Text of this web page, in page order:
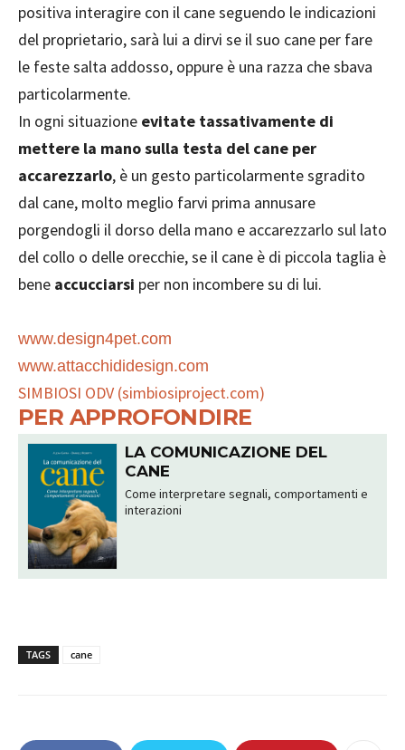
positiva interagire con il cane seguendo le indicazioni
del proprietario, sarà lui a dirvi se il suo cane per fare
le feste salta addosso, oppure è una razza che sbava
particolarmente.
In ogni situazione evitate tassativamente di
mettere la mano sulla testa del cane per
accarezzarlo, è un gesto particolarmente sgradito
dal cane, molto meglio farvi prima annusare
porgendogli il dorso della mano e accarezzarlo sul lato
del collo o delle orecchie, se il cane è di piccola taglia è
bene accucciarsi per non incombere su di lui.
www.design4pet.com
www.attacchididesign.com
SIMBIOSI ODV (simbiosiproject.com)
PER APPROFONDIRE
LA COMUNICAZIONE DEL
CANE
Come interpretare segnali, comportamenti e
interazioni
TAGS cane